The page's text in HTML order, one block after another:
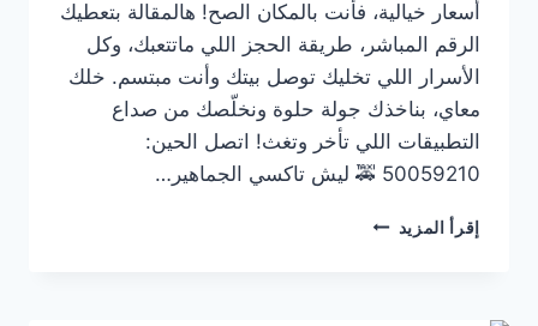
أسعار خيالية، فأنت بالمكان الصح! هالمقالة بتعطيك
الرقم المباشر، طريقة الحجز اللي ماتتعبك، وكل
الأسرار اللي تخليك توصل بيتك وأنت مبتسم. خلك
معاي، بناخذك جولة حلوة ونخلّصك من صداع
التطبيقات اللي تأخر وتغث! اتصل الحين:
50059210 🚕 ليش تاكسي الجماهير…
إقرأ المزيد رقم